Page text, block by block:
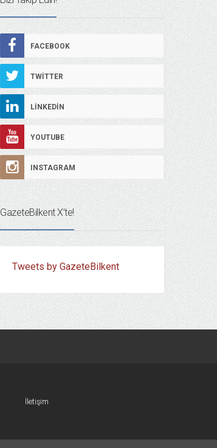
FACEBOOK
TWITTER
LINKEDIN
YOUTUBE
INSTAGRAM
GazeteBilkent X’te!
Tweets by GazeteBilkent
İletişim